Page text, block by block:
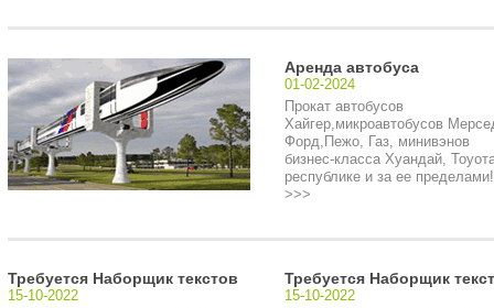
Аренда автобуса
01-02-2024
Прокат автобусов
Хайгер,микроавтобусов
Форд,Пежо, Газ, минивэнов
бизнес-класса Хуандай,
республике и за ее
>>>
Требуется Наборщик текстов
15-10-2022
Требуется Наборщик
15-10-2022